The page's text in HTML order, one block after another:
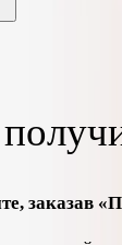
заказав